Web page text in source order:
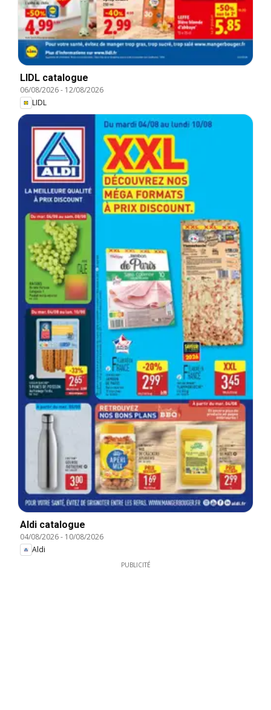
LIDL catalogue
06/08/2026- 12/08/2026
LIDL
Aldi catalogue
04/08/2026- 10/08/2026
Aldi
PUBLICITÉ